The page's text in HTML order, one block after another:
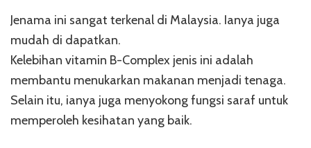
Jenama ini sangat terkenal di Malaysia. Ianya juga
mudah di dapatkan.
Kelebihan vitamin B-Complex jenis ini adalah
membantu menukarkan makanan menjadi tenaga.
Selain itu, ianya juga menyokong fungsi saraf untuk
memperoleh kesihatan yang baik.